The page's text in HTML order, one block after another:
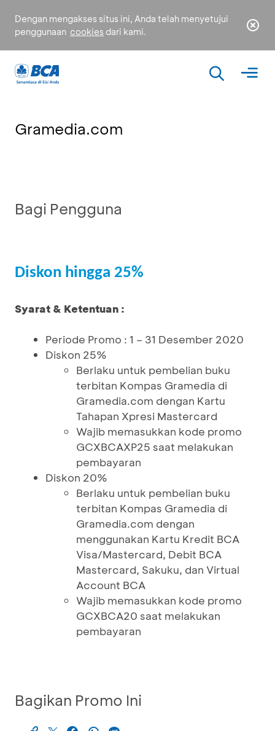
Dengan mengakses situs ini, Anda telah menyetujui
penggunaan cookies dari kami.
Gramedia.com
Bagi Pengguna
Diskon hingga 25%
Syarat & Ketentuan :
Periode Promo : 1 – 31 Desember 2020
Diskon 25%
Berlaku untuk pembelian buku
terbitan Kompas Gramedia di
Gramedia.com dengan Kartu
Tahapan Xpresi Mastercard
Wajib memasukkan kode promo
GCXBCAXP25 saat melakukan
pembayaran
Diskon 20%
Berlaku untuk pembelian buku
terbitan Kompas Gramedia di
Gramedia.com dengan
menggunakan Kartu Kredit BCA
Visa/Mastercard, Debit BCA
Mastercard, Sakuku, dan Virtual
Account BCA
Wajib memasukkan kode promo
GCXBCA20 saat melakukan
pembayaran
Bagikan Promo Ini